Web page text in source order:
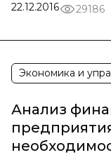
22.12.2016
29186
Экономика и
Анализ